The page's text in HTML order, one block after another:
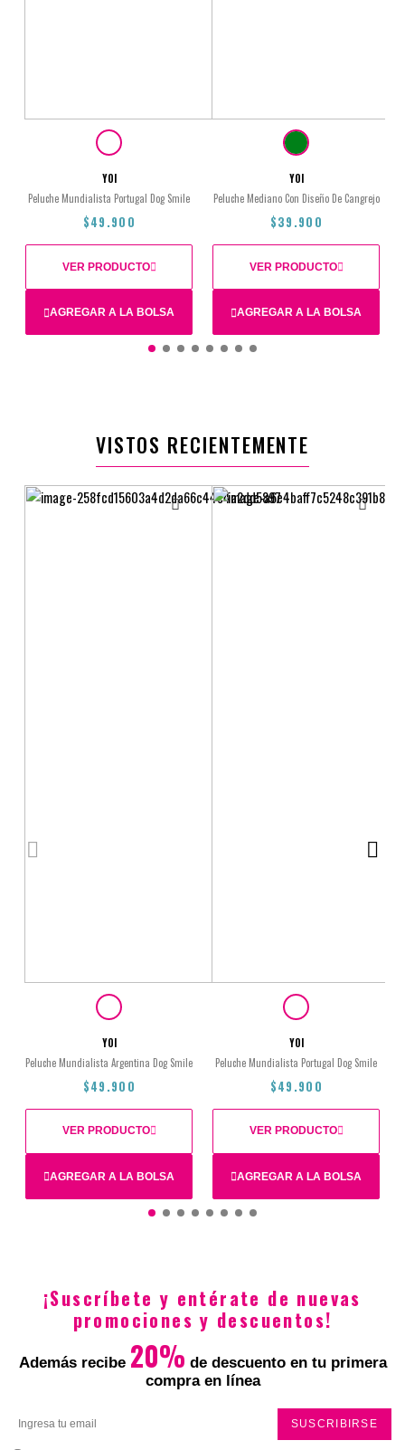
Total
YOI
Peluche Mundialista Portugal Dog Smile
$49.900
AGREGAR A LA BOLSA
VER PRODUCTO
YOI
Peluche Mediano Con Diseño De Cangrejo
$39.900
AGREGAR A LA BOLSA
VER PRODUCTO
VISTOS RECIENTEMENTE
YOI
Peluche Mundialista Argentina Dog Smile
$49.900
AGREGAR A LA BOLSA
VER PRODUCTO
YOI
Peluche Mundialista Portugal Dog Smile
$49.900
AGREGAR A LA BOLSA
VER PRODUCTO
¡Suscríbete y entérate de nuevas
promociones y descuentos!
Además recibe 20% de descuento en tu primera
compra en línea
SUSCRIBIRSE